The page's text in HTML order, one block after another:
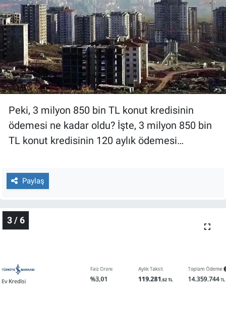
Peki, 3 milyon 850 bin TL konut kredisinin
ödemesi ne kadar oldu? İşte, 3 milyon 850 bin
TL konut kredisinin 120 aylık ödemesi…
Paylaş
3 / 6
Sağlık
Spor
Teknoloji
Türkiye'nin Gündemi
Yerel Yaşam